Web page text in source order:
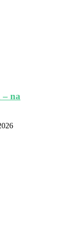
– na